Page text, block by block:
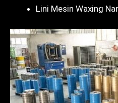
Lini Mesin Waxing